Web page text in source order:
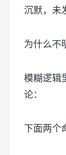
沉默，未
为什么不
模糊逻辑
论：
下面两个